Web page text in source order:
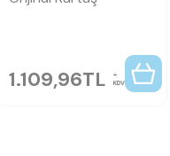
1.109,96TL KDV